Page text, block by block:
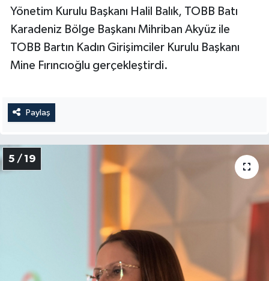
Yönetim Kurulu Başkanı Halil Balık, TOBB Batı
Karadeniz Bölge Başkanı Mihriban Akyüz ile
TOBB Bartın Kadın Girişimciler Kurulu Başkanı
Mine Fırıncıoğlu gerçekleştirdi.
Paylaş
5 / 19